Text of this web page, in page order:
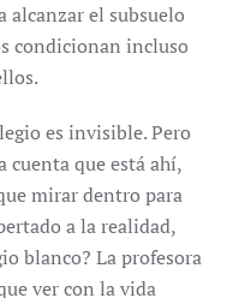
alcanzar el subsuelo
condicionan incluso
es invisible. Pero
cuenta que está ahí,
mirar dentro para
a la realidad,
blanco? La profesora
ver con la vida